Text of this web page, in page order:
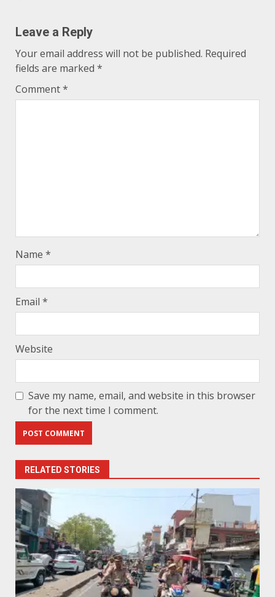
Leave a Reply
Your email address will not be published. Required
fields are marked *
Comment*
Name *
Email *
Website
Save my name, email, and website in this browser
for the next time I comment.
RELATED STORIES